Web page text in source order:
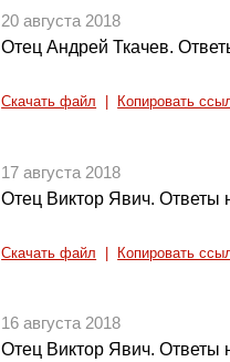
20 августа 2018
Отец Андрей Ткачев.
Скачать файл Копировать
17 августа 2018
Отец Виктор Явич. Ответы
Скачать файл Копировать
16 августа 2018
Отец Виктор Явич. Ответы